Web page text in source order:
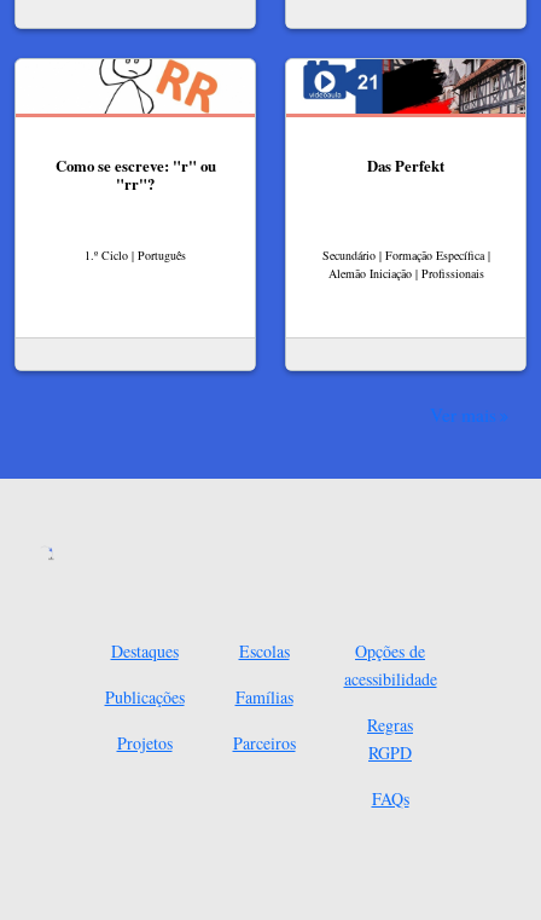
Como se escreve: "r" ou
"rr"?
1.º Ciclo | Português
Das Perfekt
Secundário | Formação Específica |
Alemão Iniciação | Profissionais
Ver mais
Destaques
Publicações
Projetos
Escolas
Famílias
Parceiros
Opções de
acessibilidade
Regras
RGPD
FAQs